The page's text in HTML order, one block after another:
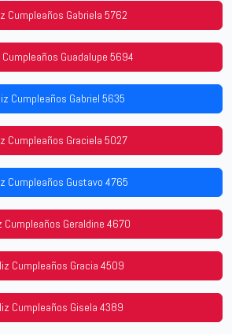
Cumpleaños Gabriela 5762
Cumpleaños Guadalupe 5694
Cumpleaños Gabriel 5635
Cumpleaños Graciela 5027
Cumpleaños Gustavo 4765
Cumpleaños Geraldine 4670
Cumpleaños Gracia 4509
Cumpleaños Gisela 4389